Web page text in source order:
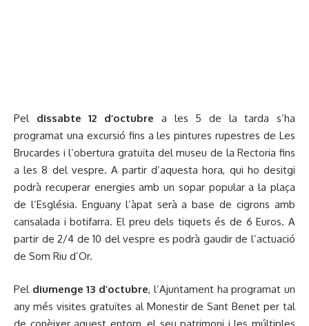
Pel dissabte 12 d’octubre a les 5 de la tarda s’ha
programat una excursió fins a les pintures rupestres de Les
Brucardes i l’obertura gratuïta del museu de la Rectoria fins
a les 8 del vespre. A partir d’aquesta hora, qui ho desitgi
podrà recuperar energies amb un sopar popular a la plaça
de l’Església. Enguany l’àpat serà a base de cigrons amb
cansalada i botifarra. El preu dels tiquets és de 6 Euros. A
partir de 2/4 de 10 del vespre es podrà gaudir de l’actuació
de Som Riu d’Or.
Pel diumenge 13 d’octubre, l’Ajuntament ha programat un
any més visites gratuïtes al Monestir de Sant Benet per tal
de conèixer aquest entorn, el seu patrimoni i les múltiples